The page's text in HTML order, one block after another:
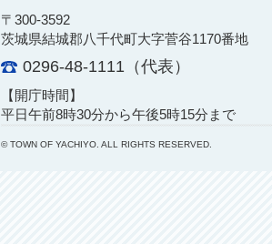
〒300-3592
茨城県結城郡八千代町大字菅谷1170番地
0296-48-1111（代表）
【開庁時間】
平日午前8時30分から午後5時15分まで
© TOWN OF YACHIYO. ALL RIGHTS RESERVED.